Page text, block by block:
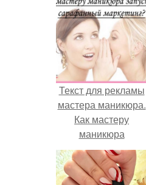
Текст для рекламы
мастера маникюра.
Как мастеру
маникюра
запустить
сарафанный
маркетинг?